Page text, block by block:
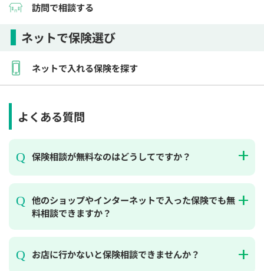
訪問で相談する
ネットで保険選び
ネットで入れる保険を探す
よくある質問
保険相談が無料なのはどうしてですか？
他のショップやインターネットで入った保険でも無
料相談できますか？
お店に行かないと保険相談できませんか？